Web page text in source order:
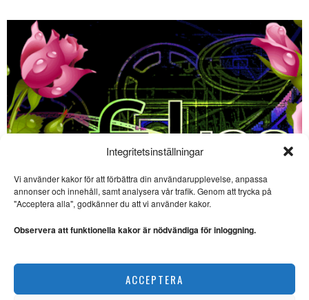
Integritetsinställningar
Vi använder kakor för att förbättra din användarupplevelse, anpassa
annonser och innehåll, samt analysera vår trafik. Genom att trycka på
"Acceptera alla", godkänner du att vi använder kakor.
Observera att funktionella kakor är nödvändiga för inloggning.
ACCEPTERA
Film på bio – 3 sevärda filmer i början av juni
Sevärda havsäventyr på
”Vaiana”
2026.
Film på bio: Svag sci-fi